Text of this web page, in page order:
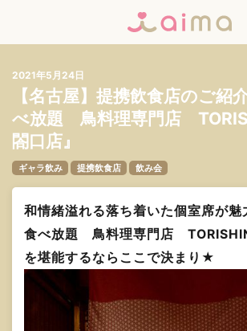
2021年5月24日
【名古屋】提携飲食店のご紹
べ放題 鳥料理専門店
閤口店』
ギャラ飲み 提携飲食店 飲み会
和情緒溢れる落ち着いた個室席が魅
食べ放題 鳥料理専門店
を堪能するならここで決まり★